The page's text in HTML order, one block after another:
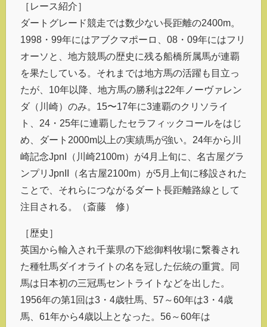
［レース紹介］
ダートグレード競走では数少ない長距離の2400m。
1998・99年にはアブクマポーロ、08・09年にはフリ
オーソと、地方競馬の歴史に残る船橋所属馬が連覇
を果たしている。それまでは地方馬の活躍も目立っ
たが、10年以降、地方馬の勝利は22年ノーヴァレン
ダ（川崎）のみ。15〜17年に3連覇のクリソライ
ト、24・25年に連覇したセラフィックコールをはじ
め、ダート2000m以上の実績馬が強い。24年から川
崎記念JpnI（川崎2100m）が4月上旬に、名古屋グラ
ンプリJpnII（名古屋2100m）が5月上旬に移設された
ことで、それらにつながるダート長距離路線として
注目される。（斎藤 修）
［歴史］
英国から輸入され千葉県の下総御料牧場に繋養され
た種牡馬ダイオライトの名を冠した伝統の重賞。同
馬は日本初の三冠馬セントライトなどを出した。
1956年の第1回は3・4歳牡馬、57～60年は3・4歳
馬、61年から4歳以上となった。56～60年は